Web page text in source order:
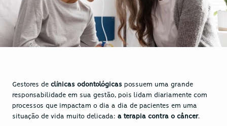
Gestores de clínicas odontológicas possuem uma grande
responsabilidade em sua gestão, pois lidam diariamente com
processos que impactam o dia a dia de pacientes em uma
situação de vida muito delicada: a terapia contra o câncer.